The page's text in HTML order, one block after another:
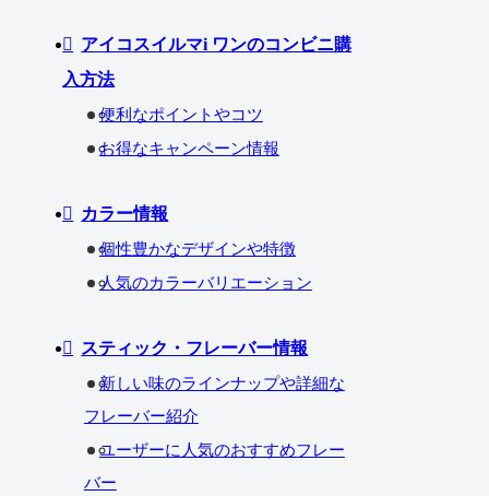
アイコスイルマi ワンのコンビニ購
入方法
便利なポイントやコツ
お得なキャンペーン情報
カラー情報
個性豊かなデザインや特徴
人気のカラーバリエーション
スティック・フレーバー情報
新しい味のラインナップや詳細な
フレーバー紹介
ユーザーに人気のおすすめフレー
バー